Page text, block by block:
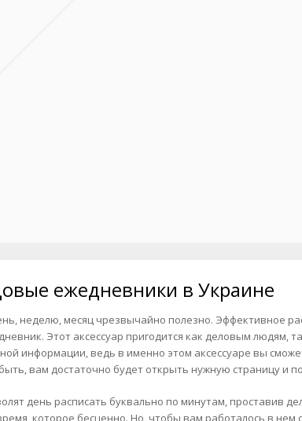
ежедневники в Украине
неделю, месяц чрезвычайно полезно. Эффективное
Этот аксессуар пригодится как деловым людям,
информации, ведь в именно этом аксессуаре вы
вам достаточно будет открыть нужную страницу и
день расписать буквально по минутам, проставив
которое бесценно. Но, чтобы вам работалось в нем